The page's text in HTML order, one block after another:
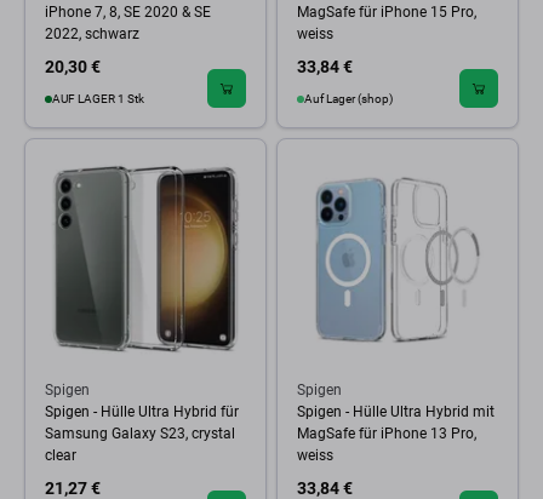
iPhone 7, 8, SE 2020 & SE
2022, schwarz
20,30 €
AUF LAGER 1 Stk
MagSafe für iPhone 15 Pro,
weiss
33,84 €
Auf Lager (shop)
Spigen
Spigen - Hülle Ultra Hybrid für
Samsung Galaxy S23, crystal
clear
21,27 €
Spigen
Spigen - Hülle Ultra Hybrid mit
MagSafe für iPhone 13 Pro,
weiss
33,84 €